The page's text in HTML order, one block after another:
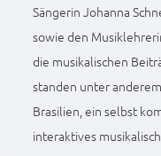
Sängerin Johanna
sowie den
die musikalischen
standen unter
Brasilien, ein selbst
interaktives